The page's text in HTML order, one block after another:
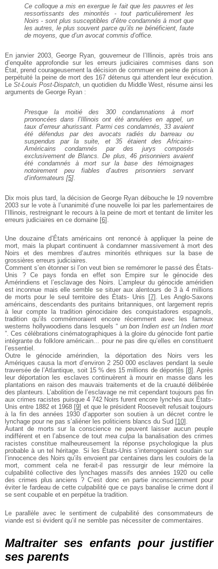
Ce colloque a mis en exergue le fait que les pauvres et les
ressortissants des minorités -tout particulièrement les
Noirs - sont plus susceptibles d’être condamnés à mort que
les autres, le plus souvent parce qu’ils ne bénéficient, faute
de moyens, que d’un avocat commis d’office.
En janvier 2003, George Ryan, gouverneur de l’Illinois,
après trois ans
d’enquête approfondie sur les erreurs judiciaires commises dans son
État, prend courageusement la décision de commuer en peine de prison à
perpétuité la peine de mort des 167 détenus qui attendentleur exécution.
LeSt-Louis Post-Dispatch , un quotidien duMiddle West, résume ainsi les
arguments de George Ryan :
Presque la moitié des 300 condamnations àmort
prononcées dans l’Illinois ont étéannulées en appel, un
taux d’erreurahurissant. Parmi ces condamnés, 33 avaient
été défendus par des avocats radiés dubarreau ou
suspendus par la suite, et 35étaient des Africains-
Américains condamnés par des jurys composés
exclusivement de Blancs. De plus, 46 prisonniers avaient
été condamnés à mort sur la base des témoignages
notoirement peu fiables d’autres prisonniers servant
d’informateurs [5]
Dix mois plus tard, la décision de George Ryan débouche le 19 novembre
2003 sur le vote à l’unanimitéd’une nouvelle loi par les parlementaires de
l’Illinois,
restreignant le recours à la peine de mort et tentant delimiter les
erreurs judiciaires en ce domaine [6]
Une douzaine d’États américains ont renoncé àappliquer la peine de
mort, mais la plupart continuent à condamner massivement à mort des
Noirs et des membres d’autres minorités ethniques sur la base de
grossières erreurs judiciaires.
Comment s’en étonner si l’on veut bien se remémorerle passé des États-
Unis ? Ce pays fonda en effet sonEmpire sur le génocide des
Amérindiens et l’esclavage des Noirs. L’ampleur du génocide améridien
est inconnue mais elle semble se situer aux alentours de 3 à 4 millions
de morts pour le seul territoire des États- Unis [7] . Les Anglo-Saxons
américains, descendants des puritains britanniques, ont largement repris
à leurcompte la tradition génocidaire des conquistadores espagnols,
tradition qu’ils commémoraient encorerécemment avec les fameux
westerns hollywoodiens dans lesquels “ un bon Indien est un Indien mort
”. Ces célébrations cinématographiques à la gloire du génocide font partie
intégrante du folklore américain...
pour ne pas dire qu’elles en constituent
l’essentiel.
Outre le génocide amérindien, la déportation des Noirs vers les
Amériques causa la mort d’environ 2 250 000 esclaves pendant la seule
traversée de l’Atlantique, soit 15 % des 15 millions de déportés [8] . Après
leur déportation les esclaves continuèrent à mourir en masse dans les
plantations en raison des mauvais traitements et de la cruauté délibérée
des planteurs.
L’abolition de l’esclavage ne mit cependant toujours pas fin
aux crimes racistes puisque 4 742 Noirs furent encore lynchés aux États-
Unis entre 1882 et 1968 [9] etque le président Roosevelt refusait toujours
à la fin des années 1930 d’apporter son soutien à un décret contrele
lynchage pour ne pas s’aliéner les politiciens blancs du Sud [10]
Autant de morts sur la conscience ne peuvent laisser aucun peuple
indifférent et en l’absence de tout meaculpa la banalisation des crimes
racistes constituemalheureusement la réponse psychologique la plus
probable à un tel héritage. Si les États-Unis s’interrogeaient soudain sur
l’innocence des Noirs qu’ils envoient par centaines dans les couloirs de la
mort, comment cela ne ferait-il pas ressurgir de leurmémoire la
culpabilité collective des lynchages massifs des années 1920 ou celle
des crimes plus anciens ? C’est donc en partie inconsciemment pour
éviter le fardeaude cette culpabilité que ce pays banalise le crime dontil
se sent coupable et en perpétue la tradition.
Le parallèle avec le sentiment de culpabilité des consommateurs de
viande est si évident qu’il ne semble pas nécessiter de commentaires.
Maltraiter ses enfants pour justifier
ses parents